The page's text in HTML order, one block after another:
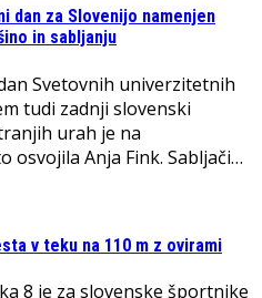
dan za Slovenijo namenjen
in sabljanju
Svetovnih univerzitetnih
tudi zadnji slovenski
urah je na
osvojila Anja Fink. Sabljači…
v teku na 110 m z ovirami
8 je za slovenske športnike